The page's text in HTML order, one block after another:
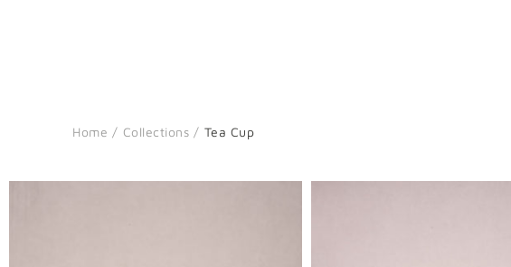
Home / Collections / Tea Cup